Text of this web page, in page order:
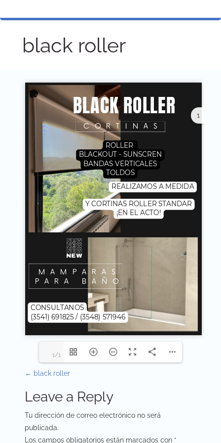
black roller
1
1/1
P
o
s
t
← black roller
Leave a Reply
Tu dirección de correo electrónico no será
publicada.
Los campos obligatorios están marcados con *